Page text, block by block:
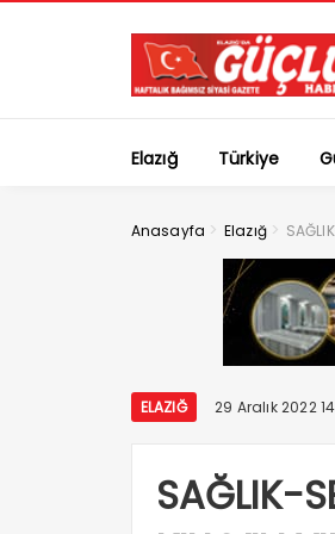
Elazığ Türkiye
Anasayfa > Elazığ >
ELAZIĞ 29 Aralık 2022
SAĞLIK-